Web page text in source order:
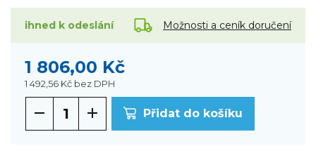
ihned k odeslání Možnosti a ceník doručení
1 806,00 Kč
1 492,56 Kč bez DPH
Přidat do košíku